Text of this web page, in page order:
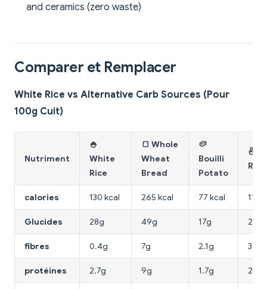
and ceramics (zero waste)
Comparer et Remplacer
White Rice vs Alternative Carb Sources (Pour
100g Cuit)
Nutriment
🍚
White
Rice
🍞 Whole
Wheat
Bread
🥔
Bouilli
Potato
🍜
Rice
calories 130 kcal 265 kcal 77 kcal 111
Glucides 28g 49g 17g 23g
fibres 0.4g 7g 2.1g 3.5g
protéines 2.7g 9g 1.7g 2.6g